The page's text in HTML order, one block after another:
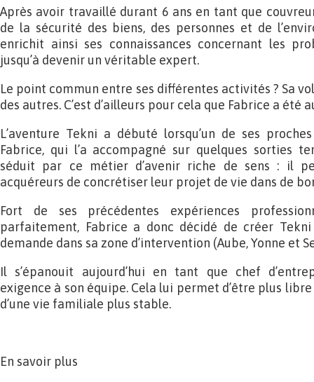
Après avoir travaillé durant 6 ans en tant que
de la sécurité des biens, des personnes et de
enrichit ainsi ses connaissances concernant les
jusqu’à devenir un véritable expert.
Le point commun entre ses différentes activités ? Sa
des autres. C’est d’ailleurs pour cela que Fabrice a été
L’aventure Tekni a débuté lorsqu’un de ses
Fabrice, qui l’a accompagné sur quelques sorties
séduit par ce métier d’avenir riche de sens : il
acquéreurs de concrétiser leur projet de vie dans de
Fort de ses précédentes expériences
parfaitement, Fabrice a donc décidé de créer
demande dans sa zone d’intervention (Aube, Yonne et
Il s’épanouit aujourd’hui en tant que chef
exigence à son équipe. Cela lui permet d’être plus
d’une vie familiale plus stable.
En savoir plus